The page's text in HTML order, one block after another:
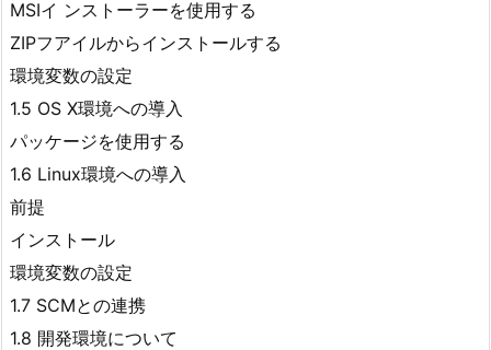
MSIイ ンストーラーを使用する
ZIPフアイルからインストールする
環境変数の設定
1.5 OS X環境への導入
パッケージを使用する
1.6 Linux環境への導入
前提
インストール
環境変数の設定
1.7 SCMとの連携
1.8 開発環境について